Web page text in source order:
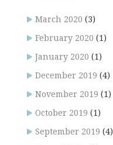
March 2020 (3)
February 2020 (1)
January 2020 (1)
December 2019 (4)
November 2019 (1)
October 2019 (1)
September 2019 (4)